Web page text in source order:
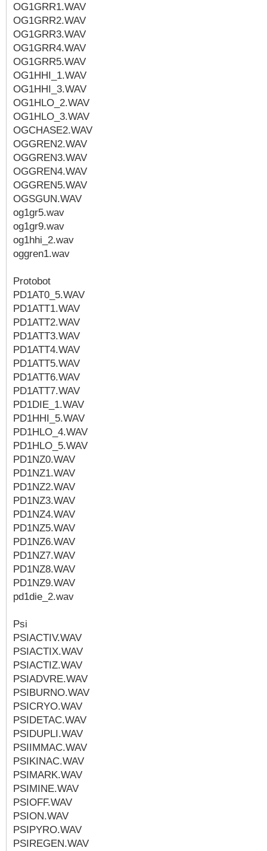
OG1GRR1.WAV
OG1GRR2.WAV
OG1GRR3.WAV
OG1GRR4.WAV
OG1GRR5.WAV
OG1HHI_1.WAV
OG1HHI_3.WAV
OG1HLO_2.WAV
OG1HLO_3.WAV
OGCHASE2.WAV
OGGREN2.WAV
OGGREN3.WAV
OGGREN4.WAV
OGGREN5.WAV
OGSGUN.WAV
og1gr5.wav
og1gr9.wav
og1hhi_2.wav
oggren1.wav
Protobot
PD1AT0_5.WAV
PD1ATT1.WAV
PD1ATT2.WAV
PD1ATT3.WAV
PD1ATT4.WAV
PD1ATT5.WAV
PD1ATT6.WAV
PD1ATT7.WAV
PD1DIE_1.WAV
PD1HHI_5.WAV
PD1HLO_4.WAV
PD1HLO_5.WAV
PD1NZ0.WAV
PD1NZ1.WAV
PD1NZ2.WAV
PD1NZ3.WAV
PD1NZ4.WAV
PD1NZ5.WAV
PD1NZ6.WAV
PD1NZ7.WAV
PD1NZ8.WAV
PD1NZ9.WAV
pd1die_2.wav
Psi
PSIACTIV.WAV
PSIACTIX.WAV
PSIACTIZ.WAV
PSIADVRE.WAV
PSIBURNO.WAV
PSICRYO.WAV
PSIDETAC.WAV
PSIDUPLI.WAV
PSIIMMAC.WAV
PSIKINAC.WAV
PSIMARK.WAV
PSIMINE.WAV
PSIOFF.WAV
PSION.WAV
PSIPYRO.WAV
PSIREGEN.WAV